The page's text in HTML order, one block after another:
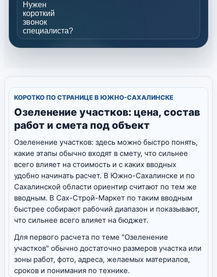
Нужен
короткий
звонок
специалиста?
КОРОТКО ПО СТРАНИЦЕ В ЮЖНО-САХАЛИНСКЕ
Озеленение участков: цена, состав
работ и смета под объект
Озеленение участков: здесь можно быстро понять,
какие этапы обычно входят в смету, что сильнее
всего влияет на стоимость и с каких вводных
удобно начинать расчет. В Южно-Сахалинске и по
Сахалинской области ориентир считают по тем же
вводным. В Сах-Строй-Маркет по таким вводным
быстрее собирают рабочий диапазон и показывают,
что сильнее всего влияет на бюджет.
Для первого расчета по теме "Озеленение
участков" обычно достаточно размеров участка или
зоны работ, фото, адреса, желаемых материалов,
сроков и понимания по технике.